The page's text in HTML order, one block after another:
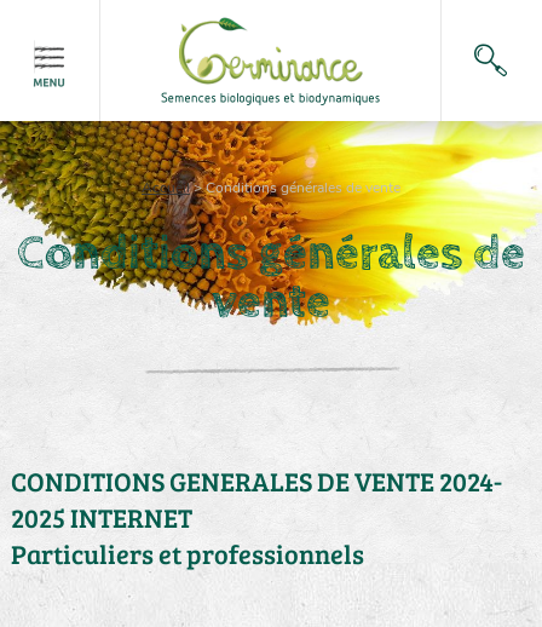
Accueil>Conditions générales de vente
Conditions générales de
vente
CONDITIONS GENERALES DE VENTE 2024-
2025 INTERNET
Particuliers et professionnels